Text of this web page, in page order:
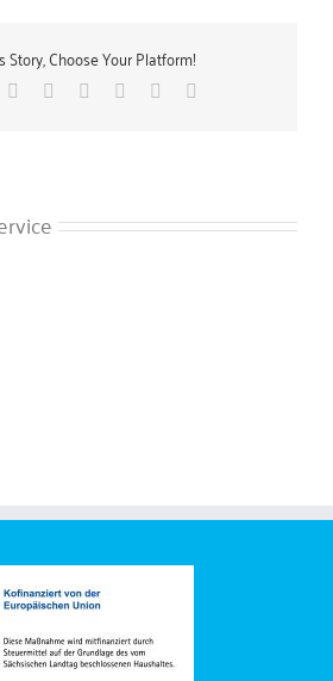
Story, Choose Your Platform!
Reddit LinkedIn
TumblrPinterest